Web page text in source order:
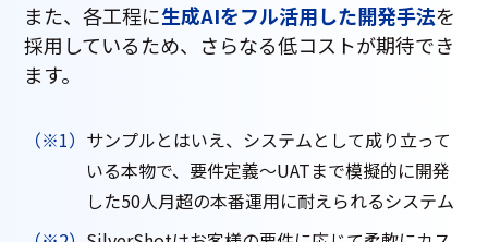
また、各工程に生成AIをフル活用した開発手法を
採用しているため、さらなる低コストが期待でき
ます。
（※1） サンプルとはいえ、システムとして成り立って
いる本物で、要件定義～UATまで模擬的に開発
した50人月超の本番運用に耐えられるシステム